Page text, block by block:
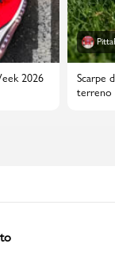
2026
Scarpe
terreno